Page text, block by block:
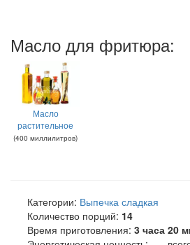
Масло для фритюра:
Масло
растительное
(400 миллилитров)
Категории: Выпечка сладкая
Количество порций: 14
Время приготовления: 3 часа 20